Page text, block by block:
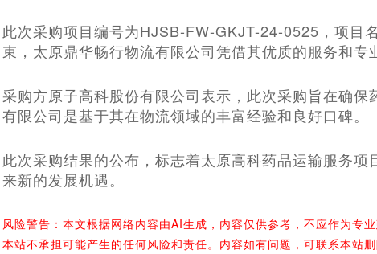
此次采购项目编号为HJSB-FW-GKJT-24-0525，项目
束，太原鼎华畅行物流有限公司凭借其优质的服务和专
采购方原子高科股份有限公司表示，此次采购旨在确
有限公司是基于其在物流领域的丰富经验和良好口碑。
此次采购结果的公布，标志着太原高科药品运输服务
来新的发展机遇。
风险警告：本文根据网络内容由AI生成，内容仅供参考，不应作为专
本站不承担可能产生的任何风险和责任。内容如有问题，可联系本站删